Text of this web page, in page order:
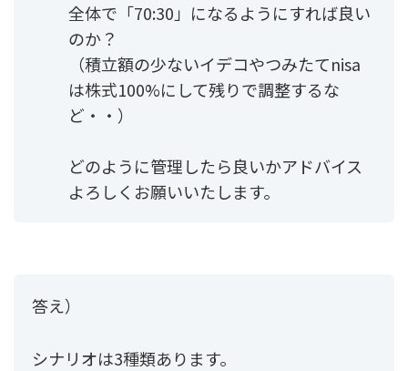
全体で「70:30」になるようにすれば良い
のか？
（積立額の少ないイデコやつみたてnisa
は株式100%にして残りで調整するな
ど・・）
どのように管理したら良いかアドバイス
よろしくお願いいたします。
答え）
シナリオは3種類あります。